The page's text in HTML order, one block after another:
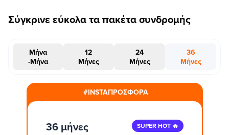
Σύγκρινε εύκολα τα πακέτα συνδρομής
Μήνα
-Μήνα
12
Μήνες
24
Μήνες
36
Μήνες
#INSTAΠΡΟΣΦΟΡΑ
36 μήνες SUPER HOT 🔥